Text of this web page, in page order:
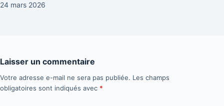
24 mars 2026
Laisser un commentaire
Votre adresse e-mail ne sera pas publiée. Les champs
obligatoires sont indiqués avec *